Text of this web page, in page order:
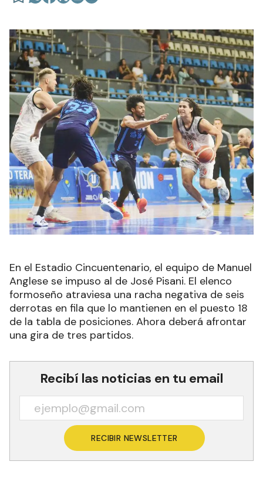
En el Estadio Cincuentenario, el equipo de Manuel
Anglese se impuso al de José Pisani. El elenco
formoseño atraviesa una racha negativa de seis
derrotas en fila que lo mantienen en el puesto 18
de la tabla de posiciones. Ahora deberá afrontar
una gira de tres partidos.
Recibí las noticias en tu email
RECIBIR NEWSLETTER